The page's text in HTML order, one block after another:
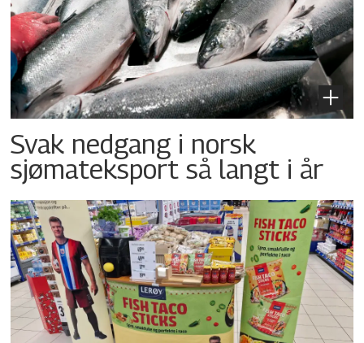
Svak nedgang i norsk
sjømateksport så langt i år